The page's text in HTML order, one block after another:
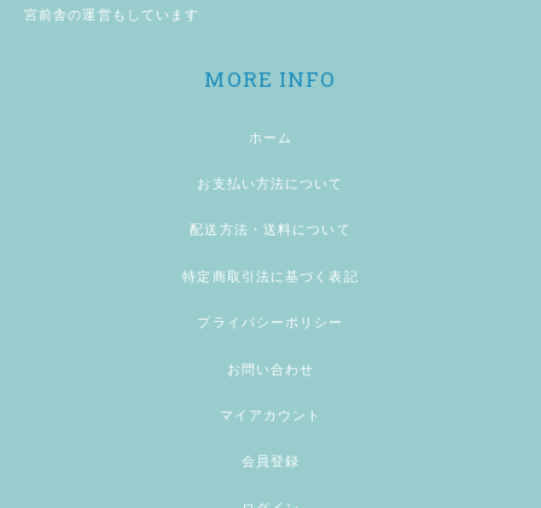
宮前舎の運営もしています
MORE INFO
ホーム
お支払い方法について
配送方法・送料について
特定商取引法に基づく表記
プライバシーポリシー
お問い合わせ
マイアカウント
会員登録